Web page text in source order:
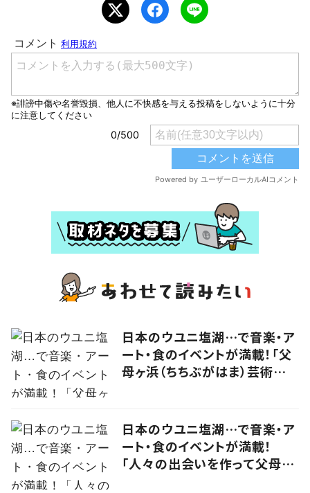
日本のウユニ塩湖…で音楽・ア
ート・食のイベントが満載！「父
母ヶ浜（ちちぶがはま）芸術祭
日本のウユニ塩湖…で音楽・ア
ート・食のイベントが満載！
「人々の出会いを作って父母ヶ